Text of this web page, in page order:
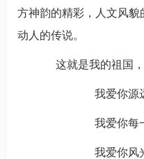
方神韵的精彩，人文风
动人的传说。
这就是我的祖国
我爱你源
我爱你每
我爱你风